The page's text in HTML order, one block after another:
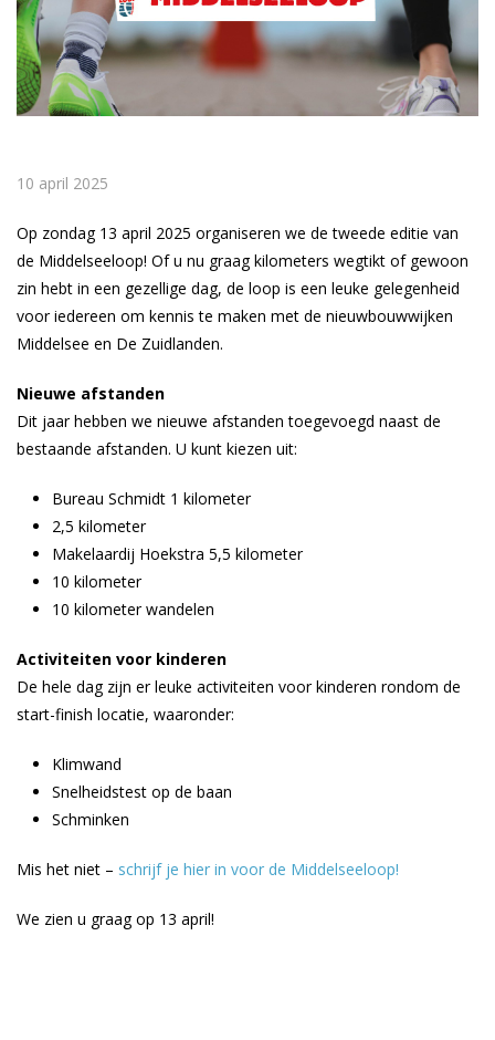
10 april 2025
Op zondag 13 april 2025 organiseren we de tweede editie van
de Middelseeloop! Of u nu graag kilometers wegtikt of gewoon
zin hebt in een gezellige dag, de loop is een leuke gelegenheid
voor iedereen om kennis te maken met de nieuwbouwwijken
Middelsee en De Zuidlanden.
Nieuwe afstanden
Dit jaar hebben we nieuwe afstanden toegevoegd naast de
bestaande afstanden. U kunt kiezen uit:
Bureau Schmidt 1 kilometer
2,5 kilometer
Makelaardij Hoekstra 5,5 kilometer
10 kilometer
10 kilometer wandelen
Activiteiten voor kinderen
De hele dag zijn er leuke activiteiten voor kinderen rondom de
start-finish locatie, waaronder:
Klimwand
Snelheidstest op de baan
Schminken
Mis het niet – schrijf je hier in voor de Middelseeloop!
We zien u graag op 13 april!